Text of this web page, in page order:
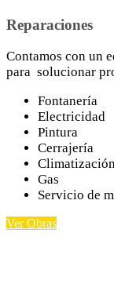
Reparaciones
Contamos con un
para solucionar
Fontanería
Electricidad
Pintura
Cerrajería
Climatización
Gas
Servicio de
Ver Obras